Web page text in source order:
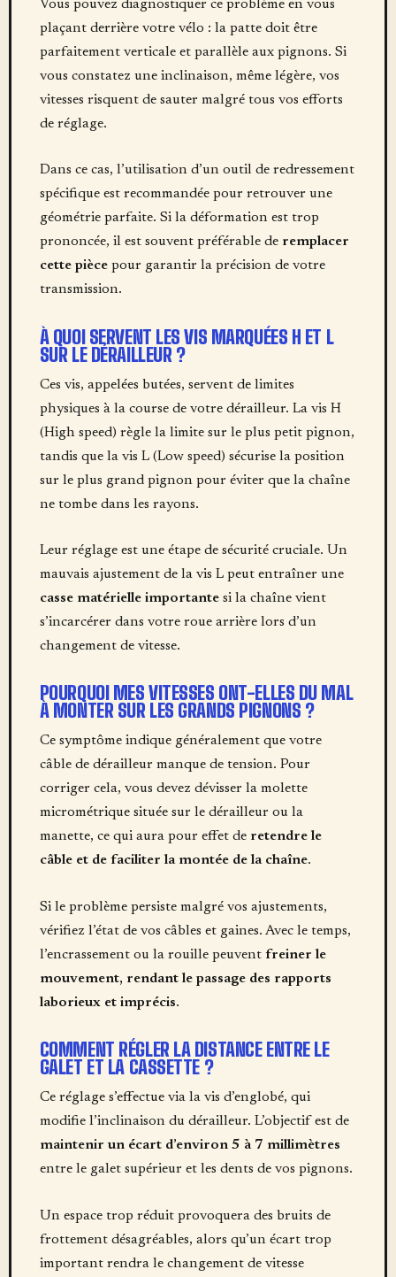
Vous pouvez diagnostiquer ce problème en vous
plaçant derrière votre vélo : la patte doit être
parfaitement verticale et parallèle aux pignons. Si
vous constatez une inclinaison, même légère, vos
vitesses risquent de sauter malgré tous vos efforts
de réglage.
Dans ce cas, l’utilisation d’un outil de redressement
spécifique est recommandée pour retrouver une
géométrie parfaite. Si la déformation est trop
prononcée, il est souvent préférable de remplacer
cette piècepour garantir la précision de votre
transmission.
À QUOI SERVENT LES VIS MARQUÉES H ET L
SUR LE DÉRAILLEUR ?
Ces vis, appelées butées, servent de limites
physiques à la course de votre dérailleur. La vis H
(High speed) règle la limite sur le plus petit pignon,
tandis que la vis L (Low speed) sécurise la position
sur le plus grand pignon pour éviter que la chaîne
ne tombe dans les rayons.
Leur réglage est une étape de sécurité cruciale. Un
mauvais ajustement de la vis L peut entraîner une
casse matérielle importantesi la chaîne vient
s’incarcérer dans votre roue arrière lors d’un
changement de vitesse.
POURQUOI MES VITESSES ONT-ELLES DU MAL
À MONTER SUR LES GRANDS PIGNONS ?
Ce symptôme indique généralement que votre
câble de dérailleur manque de tension. Pour
corriger cela, vous devez dévisser la molette
micrométrique située sur le dérailleur ou la
manette, ce qui aura pour effet de retendre le
câble et de faciliter la montée de la chaîne.
Si le problème persiste malgré vos ajustements,
vérifiez l’état de vos câbles et gaines. Avec le temps,
l’encrassement ou la rouille peuvent freiner le
mouvement, rendant le passage des rapports
laborieux et imprécis.
COMMENT RÉGLER LA DISTANCE ENTRE LE
GALET ET LA CASSETTE ?
Ce réglage s’effectue via la vis d’englobé, qui
modifie l’inclinaison du dérailleur. L’objectif est de
maintenir un écart d’environ 5 à 7 millimètres
entre le galet supérieur et les dents de vos pignons.
Un espace trop réduit provoquera des bruits de
frottement désagréables, alors qu’un écart trop
important rendra le changement de vitesse